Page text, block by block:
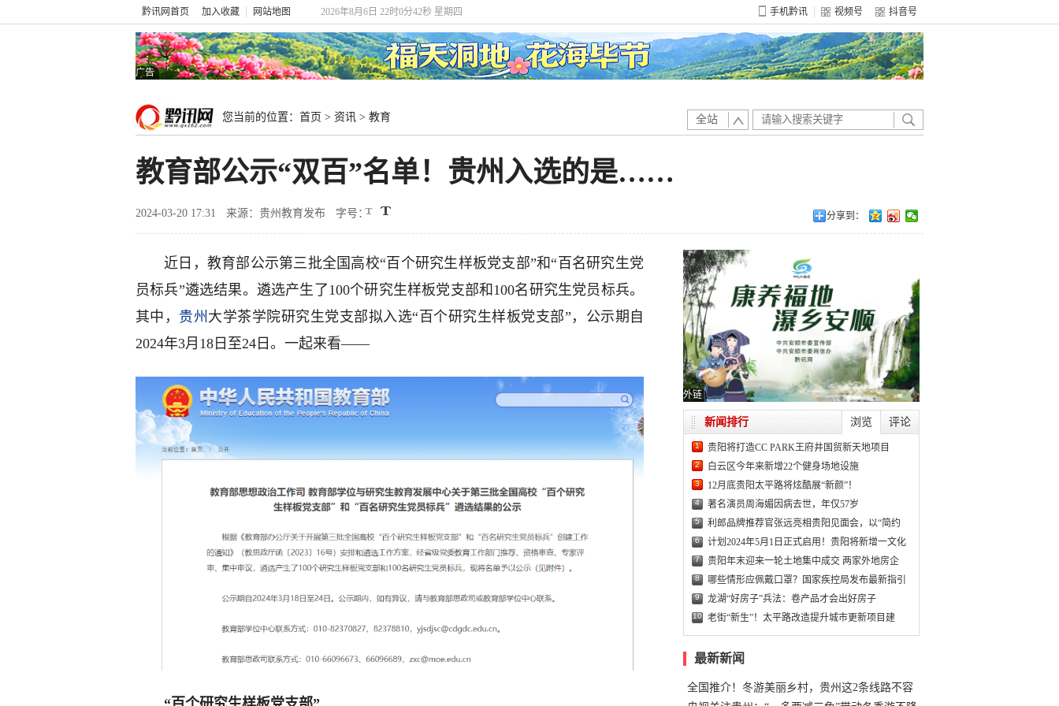
黔讯网首页 加入收藏 网站地图 2026年8月6日 22时0分43秒 星期四 手机黔讯 视频号 抖音号
广告
您当前的位置： 首页 > 资讯 > 教育 全站
教育部公示“双百”名单！贵州入选的是……
2024-03-20 17:31 来源：贵州教育发布 字号： 分享到：
近日，教育部公示第三批全国高校“百个研究生样板党支部”和“百名研究生党
员标兵”遴选结果。遴选产生了100个研究生样板党支部和100名研究生党员标兵。
其中， 贵州 大学茶学院研究生党支部拟入选“百个研究生样板党支部”，公示期自
2024年3月18日至24日。一起来看——
外链
浏览 评论
新闻排行
1 贵阳将打造CC PARK王府井国贸新天地项目
2 白云区今年来新增22个健身场地设施
3 12月底贵阳太平路将炫酷展“新颜”！
4 著名演员周海媚因病去世，年仅57岁
5 利郎品牌推荐官张远亮相贵阳见面会，以“简约
6 计划2024年5月1日正式启用！贵阳将新增一文化
7 贵阳年末迎来一轮土地集中成交 两家外地房企
8 哪些情形应佩戴口罩？国家疾控局发布最新指引
9 龙湖“好房子”兵法：卷产品才会出好房子
10 老街“新生”！太平路改造提升城市更新项目建
最新新闻
全国推介！冬游美丽乡村，贵州这2条线路不容